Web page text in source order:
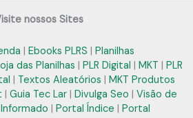
nossos Sites
| Ebooks PLRS | Planilhas
das Planilhas | PLR Digital | MKT | PLR
| Textos Aleatórios | MKT Produtos
| Guia Tec Lar | Divulga Seo | Visão de
| Portal Índice | Portal